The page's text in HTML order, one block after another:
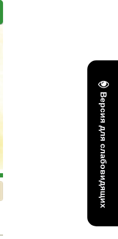
Версия для слабовидящих